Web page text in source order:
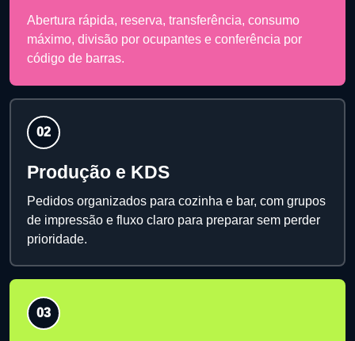
Abertura rápida, reserva, transferência, consumo
máximo, divisão por ocupantes e conferência por
código de barras.
02
Produção e KDS
Pedidos organizados para cozinha e bar, com grupos
de impressão e fluxo claro para preparar sem perder
prioridade.
03